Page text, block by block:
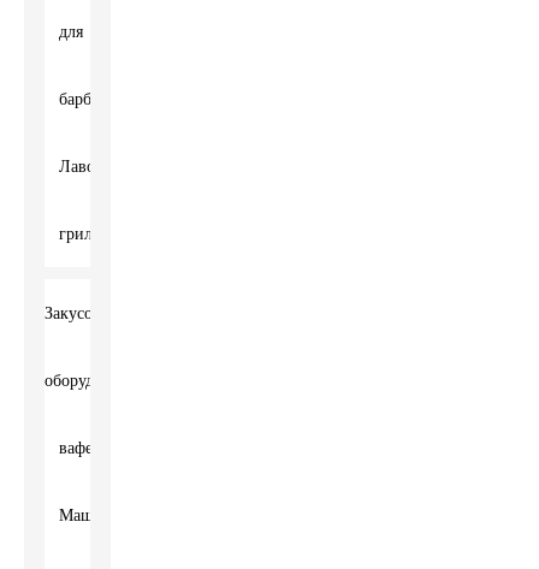
для
барбекю
Лавовый
гриль
Закусочное
оборудование
вафельница
Машина